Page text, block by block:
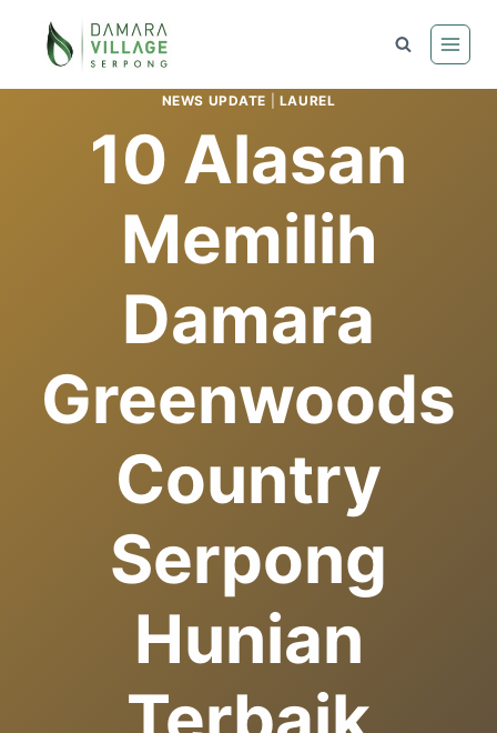
NEWS UPDATE LAUREL
10 Alasan
Memilih
Damara
Greenwoods
Country
Serpong
Hunian